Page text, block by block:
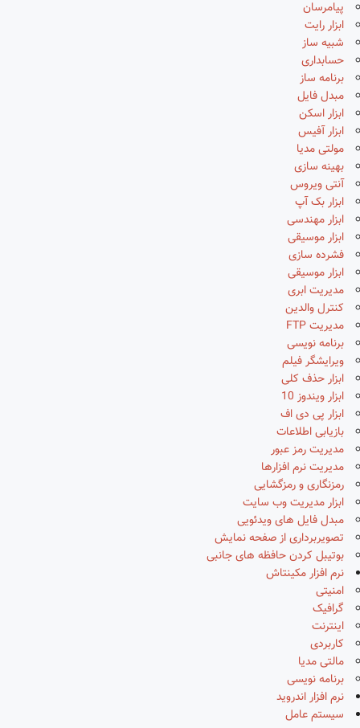
پیامرسان
ابزار رایت
شبیه ساز
حسابداری
برنامه ساز
مبدل فایل
ابزار اسکن
ابزار آفیس
مولتی مدیا
بهینه سازی
آنتی ویروس
ابزار بک آپ
ابزار مهندسی
ابزار موسیقی
فشرده سازی
ابزار موسیقی
مدیریت ابری
کنترل والدین
مدیریت FTP
برنامه نویسی
ویرایشگر فیلم
ابزار حذف کلی
ابزار ویندوز 10
ابزار پی دی اف
بازیابی اطلاعات
مدیریت رمز عبور
مدیریت نرم افزارها
رمزنگاری و رمزگشایی
ابزار مدیریت وب سایت
مبدل فایل های ویدئویی
تصویربرداری از صفحه نمایش
بوتیبل کردن حافظه های جانبی
نرم افزار مکینتاش
امنیتی
گرافیک
اینترنت
کاربردی
مالتی مدیا
برنامه نویسی
نرم افزار اندروید
سیستم عامل